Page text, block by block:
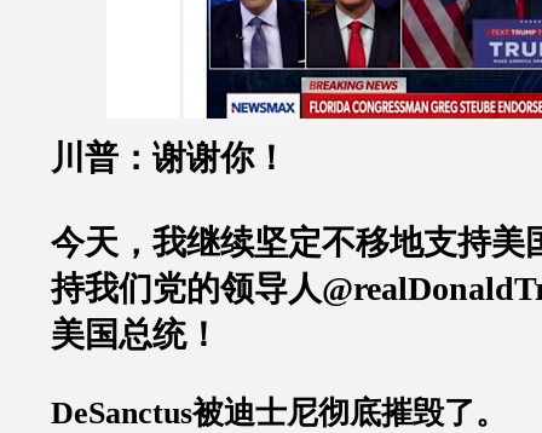
川普：谢谢你！
今天，我继续坚定不移地支持美
持我们党的领导人
美国总统！
DeSanctus被迪士尼彻底摧毁了。